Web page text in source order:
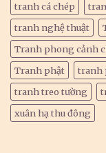
tranh cá chép
tranh nghệ thuật
Tranh phong cảnh
Tranh phật
tranh
tranh treo tường
xuân hạ thu đông